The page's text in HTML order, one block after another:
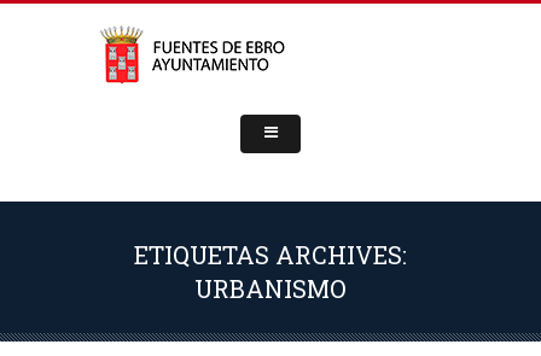
ETIQUETAS ARCHIVES:
URBANISMO